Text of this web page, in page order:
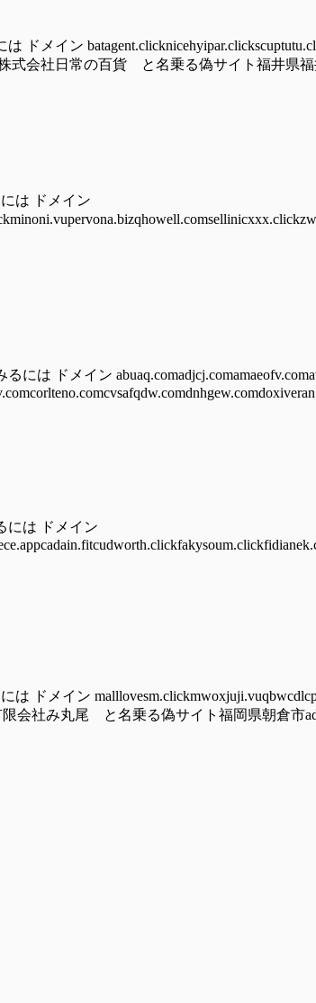
メイン
式会社日常の百貨 と名乗る偽サイト福井県福
は ドメイン
ドメイン
には ドメイン
メイン
会社み丸尾 と名乗る偽サイト福岡県朝倉市